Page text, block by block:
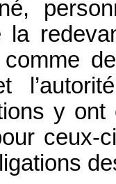
la
comme
y
ceux-